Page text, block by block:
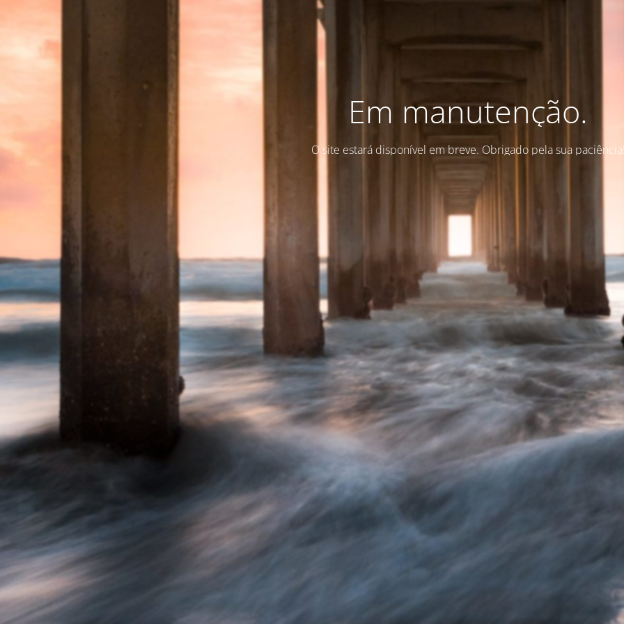
Em manutenção.
O site estará disponível em breve. Obrigado pela sua